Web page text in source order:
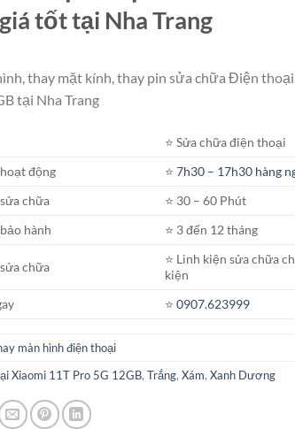
tốt tại Nha Trang
thay mặt kính, thay pin sửa chữa Điện
tại Nha Trang
⭐️ Sửa chữa điện thoại
động
⭐️7h30 – 17h30 hàng
chữa
⭐️ 30 – 60 Phút
hành
⭐️ 3 đến 12 tháng
chữa
⭐️ Linh kiện sửa chữa
kiện
⭐️0907.623999
màn hình điện thoại
Xiaomi 11T Pro 5G 12GB, Trắng, Xám, Xanh Dương